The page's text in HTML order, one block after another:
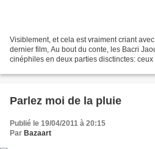
Visiblement, et cela est vraiment criant
dernier film, Au bout du conte, les Bacri
cinéphiles en deux parties disctinctes:
Parlez moi de la pluie
Publié le 19/04/2011 à 20:15
Par Bazaart